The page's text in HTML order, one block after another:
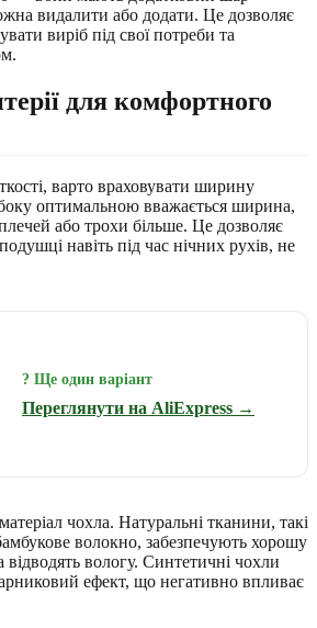
видалити або додати. Це дозволяє
виріб під свої потреби та
для комфортного
варто враховувати ширину
оптимальною вважається ширина,
або трохи більше. Це дозволяє
навіть під час нічних рухів, не
? Ще один варіант
Переглянути на AliExpress →
чохла. Натуральні тканини, такі
волокно, забезпечують хорошу
відводять вологу. Синтетичні чохли
ефект, що негативно впливає